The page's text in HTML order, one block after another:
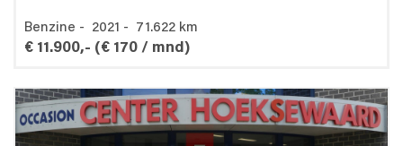
Benzine - 2021 - 71.622 km
€ 11.900,- (€ 170 / mnd)